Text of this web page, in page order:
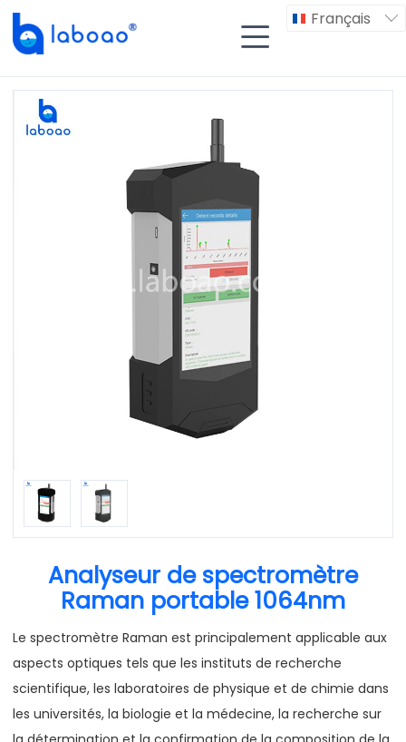
Français 

Analyseur de spectromètre
Raman portable 1064nm
Le spectromètre Raman est principalement applicable aux
aspects optiques tels que les instituts de recherche
scientifique, les laboratoires de physique et de chimie dans
les universités, la biologie et la médecine, la recherche sur